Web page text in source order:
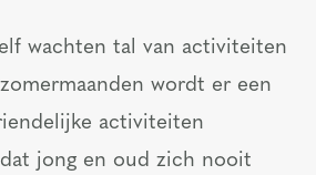
wachten tal van activiteiten
wordt er een
activiteiten
jong en oud zich nooit